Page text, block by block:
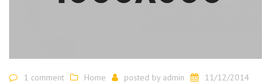
1 comment Home posted by admin 11/12/2014